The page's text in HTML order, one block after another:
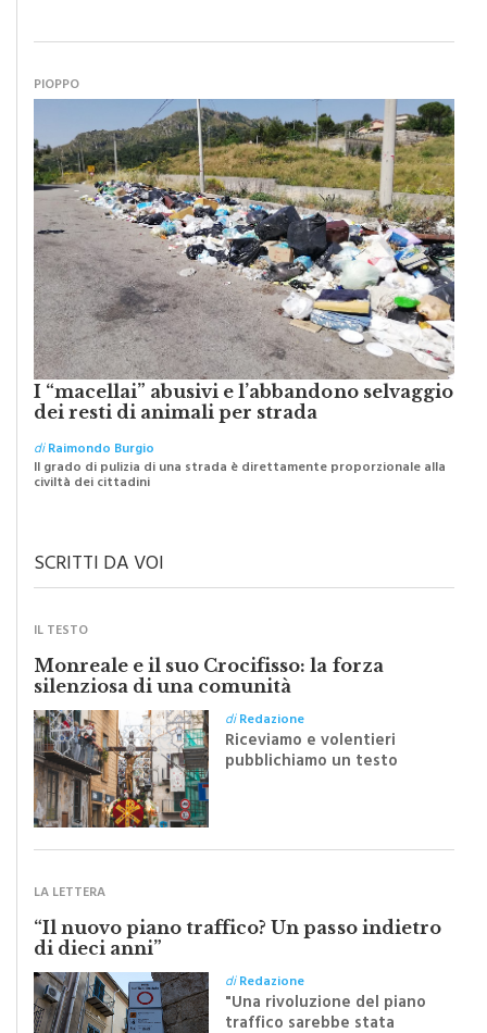
I “macellai” abusivi e l’abbandono selvaggio
dei resti di animali per strada
diRaimondo Burgio
SCRITTI DA VOI
IL TESTO
Monreale e il suo Crocifisso: la forza
silenziosa di una comunità
diRedazione
Riceviamo e volentieri
Sapienza all'indomani della
LA LETTERA
“Il nuovo piano traffico? Un passo indietro
di dieci anni”
diRedazione